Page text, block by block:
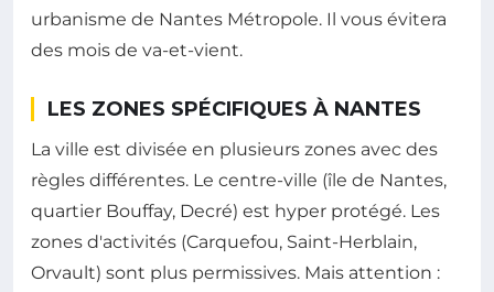
urbanisme de Nantes Métropole. Il vous évitera
des mois de va-et-vient.
LES ZONES SPÉCIFIQUES À NANTES
La ville est divisée en plusieurs zones avec des
règles différentes. Le centre-ville (île de Nantes,
quartier Bouffay, Decré) est hyper protégé. Les
zones d'activités (Carquefou, Saint-Herblain,
Orvault) sont plus permissives. Mais attention :